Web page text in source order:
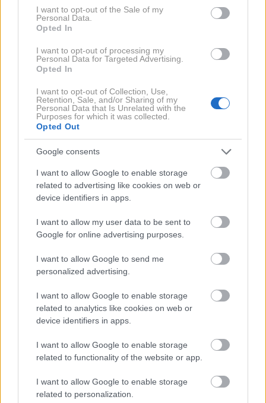
consent section.
I want to opt-out of the Sale of my
Personal Data.
Opted In
I want to opt-out of processing my
Personal Data for Targeted Advertising.
Opted In
I want to opt-out of Collection, Use,
Retention, Sale, and/or Sharing of my
Personal Data that Is Unrelated with the
Purposes for which it was collected.
Opted Out
Google consents
I want to allow Google to enable storage
related to advertising like cookies on web or
device identifiers in apps.
I want to allow my user data to be sent to
Google for online advertising purposes.
I want to allow Google to send me
personalized advertising.
I want to allow Google to enable storage
related to analytics like cookies on web or
device identifiers in apps.
I want to allow Google to enable storage
related to functionality of the website or app.
I want to allow Google to enable storage
related to personalization.
prometni nesrečiminuli teden, v kateri sta umrla 64-
letni moški in pes. Drugi pes iz avtomobila je preživel.
Grozljive prizore si lahko ogledate na tej povezavi:
TUKAJ
Prostovoljci so po nesreči prejeli prijavo, da je za
moškim
ostalo 28 psov
, ki jih je treba nujno oskrbeti,
nakar je zgodba dobila pretresljiv preobrat.
Izkazalo se je, da je moški, ki se je predstavljal kot
reševalec psov, na svojem domu na Veli Učki pri Reki
razmerah.
Dobili smo prijavo o 28 psih, ko pa smo prišli, smo jih
našli 47. Bili so izjemno podhranjeni in v zelo slabem
stanju. Bili smo šokirani, česa takega še nisem
doživela," je za hrvaško javno radiotelevizijo HRT v
torek povedala prostovoljka iz reškega zavetišča.
Poleg skoraj 50 živih psov so v hiši našli tudi več kot